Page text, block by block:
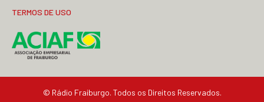
TERMOS DE USO
© Rádio Fraiburgo. Todos os Direitos Reservados.